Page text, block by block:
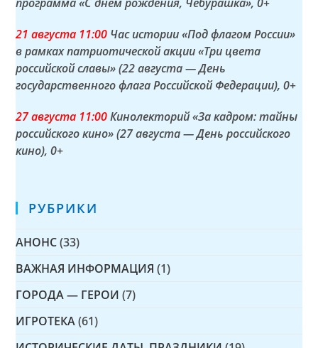
21 августа 11:00 Час истории «Под флагом России»
в рамках патриотической акции «Три цвета
российской славы» (22 августа — День
государственного флага Российской Федерации), 0+
27 августа 11:00Кинолекторий «За кадром: тайны
российского кино» (27 августа — День российского
кино), 0+
РУБРИКИ
АНОНС (33)
ВАЖНАЯ ИНФОРМАЦИЯ (1)
ГОРОДА — ГЕРОИ (7)
ИГРОТЕКА (61)